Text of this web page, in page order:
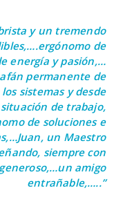
y un tremendo
de
energía y pasión,…
permanente de
sistemas y desde
de trabajo,
de soluciones e
un Maestro
siempre con
amigo
entrañable,…..”